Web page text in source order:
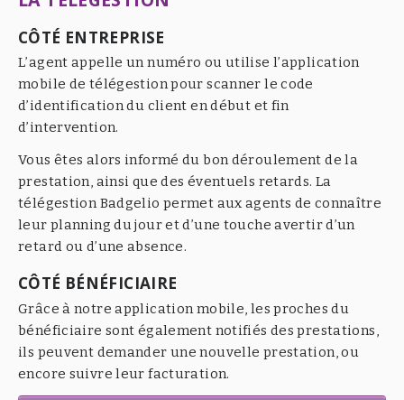
CÔTÉ ENTREPRISE
L’agent appelle un numéro ou utilise l’application
mobile de télégestion pour scanner le code
d’identification du client en début et fin
d’intervention.
Vous êtes alors informé du bon déroulement de la
prestation, ainsi que des éventuels retards. La
télégestion Badgelio permet aux agents de connaître
leur planning du jour et d’une touche avertir d’un
retard ou d’une absence.
CÔTÉ BÉNÉFICIAIRE
Grâce à notre application mobile, les proches du
bénéficiaire sont également notifiés des prestations,
ils peuvent demander une nouvelle prestation, ou
encore suivre leur facturation.